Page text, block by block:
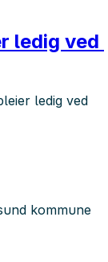
ledig ved
ledig ved
kommune